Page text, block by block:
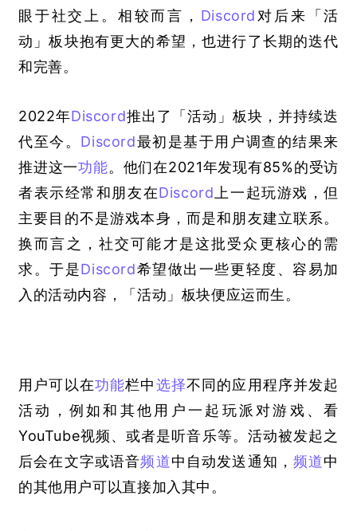
眼于社交上。相较而言， Discord 对后来「活
动」板块抱有更大的希望，也进行了长期的迭代
和完善。
2022年Discord推出了「活动」板块，并持续迭
代至今。 Discord最初是基于用户调查的结果来
推进这一功能。他们在2021年发现有85%的受访
者表示经常和朋友在Discord 上一起玩游戏，但
主要目的不是游戏本身，而是和朋友建立联系。
换而言之，社交可能才是这批受众更核心的需
求。于是Discord希望做出一些更轻度、容易加
入的活动内容，「活动」板块便应运而生。
用户可以在功能栏中选择不同的应用程序并发起
活动，例如和其他用户一起玩派对游戏、看
YouTube视频、或者是听音乐等。活动被发起之
后会在文字或语音频道中自动发送通知，频道中
的其他用户可以直接加入其中。